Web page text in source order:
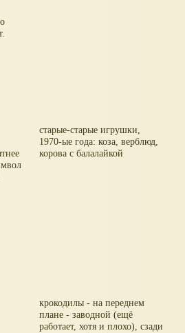
старые-старые игрушки,
1970-ые года: коза, верблюд,
корова с балалайкой
крокодилы - на переднем
плане - заводной (ещё
работает, хотя и плохо), сзади